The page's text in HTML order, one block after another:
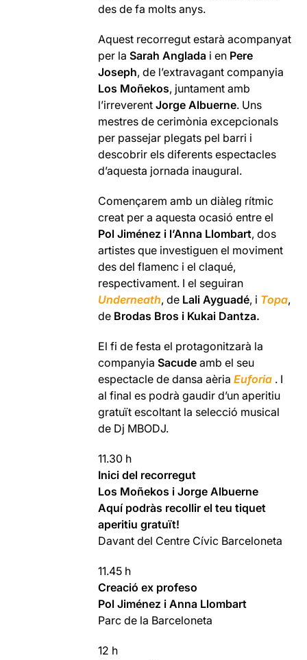
des de fa molts anys.
Aquest recorregut estarà acompanyat
per laSarah Anglada i en Pere
Joseph, de l’extravagant companyia
Los Moñekos, juntament amb
l’irreverentJorge Albuerne. Uns
mestres de cerimònia excepcionals
per passejar plegats pel barri i
descobrir els diferents espectacles
d’aquesta jornada inaugural.
Començarem amb un diàleg rítmic
creat per a aquesta ocasió entre el
Pol Jiménez i l’Anna Llombart, dos
artistes que investiguen el moviment
des del flamenc i el claqué,
respectivament. I el seguiran
Underneath, de Lali Ayguadé, i Topa,
de Brodas Bros i Kukai Dantza.
El fi de festa el protagonitzarà la
companyiaSacude amb el seu
espectacle de dansa aèriaEuforia . I
al final es podrà gaudir d’un aperitiu
gratuït escoltant la selecció musical
de Dj MBODJ.
11.30 h
Inici del recorregut
Los Moñekos i Jorge Albuerne
Aquí podràs recollir el teu tiquet
aperitiu gratuït!
Davant del Centre Cívic Barceloneta
11.45 h
Creació ex profeso
Pol Jiménez i Anna Llombart
Parc de la Barceloneta
12 h